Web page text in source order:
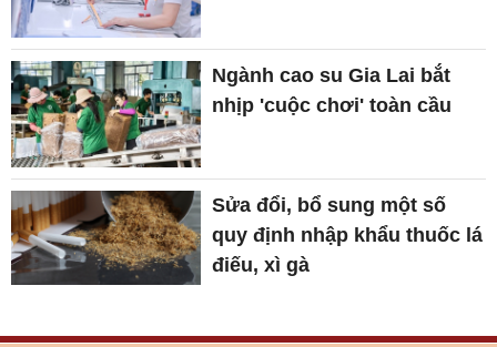
Ngành cao su Gia Lai bắt
nhịp 'cuộc chơi' toàn cầu
Sửa đổi, bổ sung một số
quy định nhập khẩu thuốc lá
điếu, xì gà